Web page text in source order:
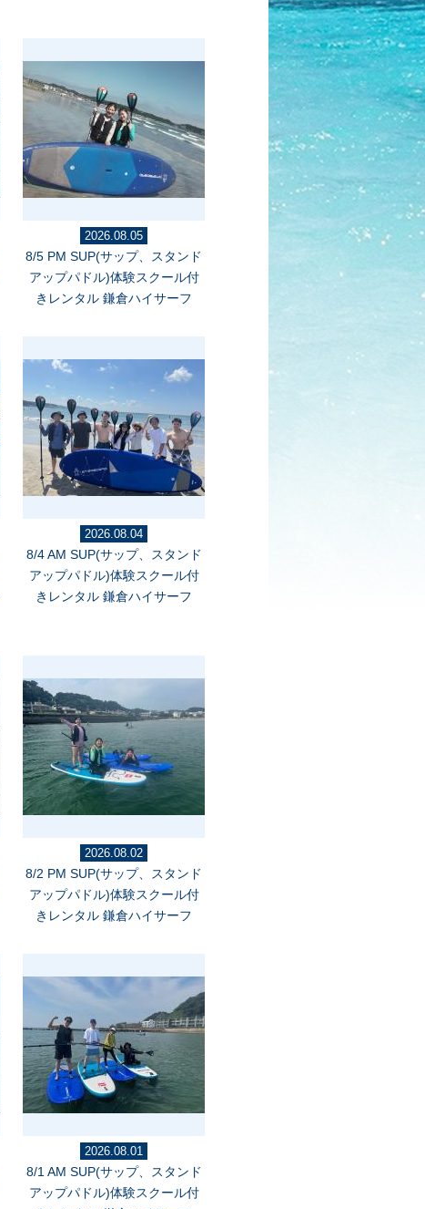
2026.08.05
8/5 PM SUP(サップ、スタンド
アップパドル)体験スクール付
きレンタル 鎌倉ハイサーフ
2026.08.04
8/4 AM SUP(サップ、スタンド
アップパドル)体験スクール付
きレンタル 鎌倉ハイサーフ
2026.08.02
8/2 PM SUP(サップ、スタンド
アップパドル)体験スクール付
きレンタル 鎌倉ハイサーフ
2026.08.01
8/1 AM SUP(サップ、スタンド
アップパドル)体験スクール付